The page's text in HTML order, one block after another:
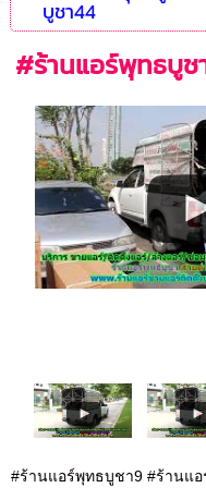
บูชา44
#ร้านแอร์พุทธบู
#ร้านแอร์พุทธบูชา9 #ร้านแ